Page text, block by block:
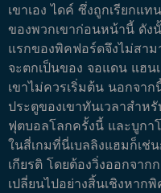
เขาเอง ไดค์ ซึ่งถูกเรียกแ
ของพวกเขาก่อนหน้านี้ ดัง
แรกของพิคฟอร์ดจึงไม่สา
จะตกเป็นของ จอแดน แฮ
เขาไม่ควรเริ่มต้น นอกจา
ประตูของเขาทันเวลาสำ
ฟุตบอลโลกครั้งนี้ และบูกา
ในสี่เกมที่นี่เบลลิงแฮมก็เช่
เกียรติ โดยต้องวิ่งออกจาก
เปลี่ยนไปอย่างสิ้นเชิงหาก